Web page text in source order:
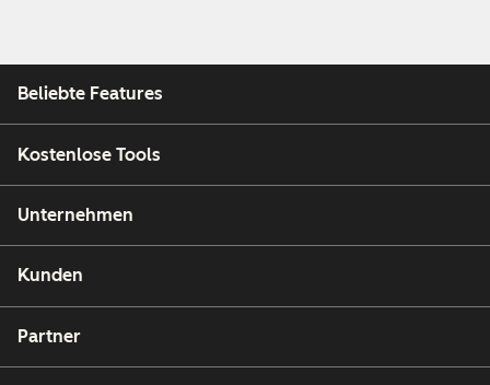
Beliebte Features
Kostenlose Tools
Unternehmen
Kunden
Partner